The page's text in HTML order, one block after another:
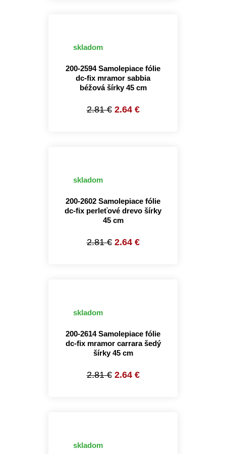
skladom
200-2594 Samolepiace fólie
dc-fix mramor sabbia
béžová šírky 45 cm
2.81 € 2.64 €
skladom
200-2602 Samolepiace fólie
dc-fix perleťové drevo šírky
45 cm
2.81 € 2.64 €
skladom
200-2614 Samolepiace fólie
dc-fix mramor carrara šedý
šírky 45 cm
2.81 € 2.64 €
skladom